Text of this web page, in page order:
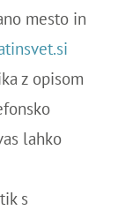
mesto in
z opisom
lahko
s